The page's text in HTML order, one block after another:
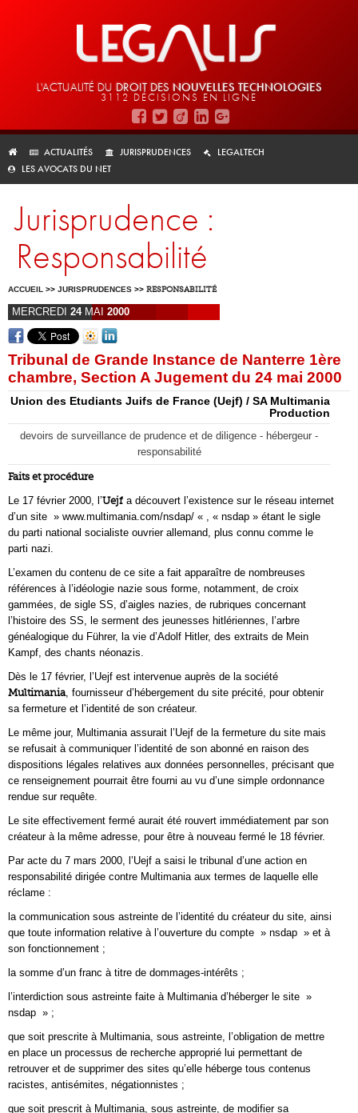
L'ACTUALITÉ DU DROIT DES NOUVELLES TECHNOLOGIES
3112 DÉCISIONS EN LIGNE
ACTUALITÉS JURISPRUDENCES
LEGALTECH
LES AVOCATS DU NET
Jurisprudence :
Responsabilité
ACCUEIL >> JURISPRUDENCES >> RESPONSABILITÉ
MERCREDI 24MAI 2000
Tribunal de Grande Instance de Nanterre 1ère
chambre, Section A Jugement du 24 mai 2000
Union des Etudiants Juifs de France (Uejf) / SA Multimania
Production
devoirs de surveillance de prudence et de diligence - hébergeur -
responsabilité
Faits et procédure
Le 17 février 2000, l’Uejf a découvert l’existence sur le réseau internet
d’un site » www.multimania.com/nsdap/ « , « nsdap » étant le sigle
du parti national socialiste ouvrier allemand, plus connu comme le
parti nazi.
L’examen du contenu de ce site a fait apparaître de nombreuses
références à l’idéologie nazie sous forme, notamment, de croix
gammées, de sigle SS, d’aigles nazies, de rubriques concernant
l’histoire des SS, le serment des jeunesses hitlériennes, l’arbre
généalogique du Führer, la vie d’Adolf Hitler, des extraits de Mein
Kampf, des chants néonazis.
Dès le 17 février, l’Uejf est intervenue auprès de la société
Multimania, fournisseur d’hébergement du site précité, pour obtenir
sa fermeture et l’identité de son créateur.
Le même jour, Multimania assurait l’Uejf de la fermeture du site mais
se refusait à communiquer l’identité de son abonné en raison des
dispositions légales relatives aux données personnelles, précisant que
ce renseignement pourrait être fourni au vu d’une simple ordonnance
rendue sur requête.
Le site effectivement fermé aurait été rouvert immédiatement par son
créateur à la même adresse, pour être à nouveau fermé le 18 février.
Par acte du 7 mars 2000, l’Uejf a saisi le tribunal d’une action en
responsabilité dirigée contre Multimania aux termes de laquelle elle
réclame :
la communication sous astreinte de l’identité du créateur du site, ainsi
que toute information relative à l’ouverture du compte » nsdap » et à
son fonctionnement ;
la somme d’un franc à titre de dommages-intérêts ;
l’interdiction sous astreinte faite à Multimania d’héberger le site »
nsdap » ;
que soit prescrite à Multimania, sous astreinte, l’obligation de mettre
en place un processus de recherche approprié lui permettant de
retrouver et de supprimer des sites qu’elle héberge tous contenus
racistes, antisémites, négationnistes ;
que soit prescrit à Multimania, sous astreinte, de modifier sa